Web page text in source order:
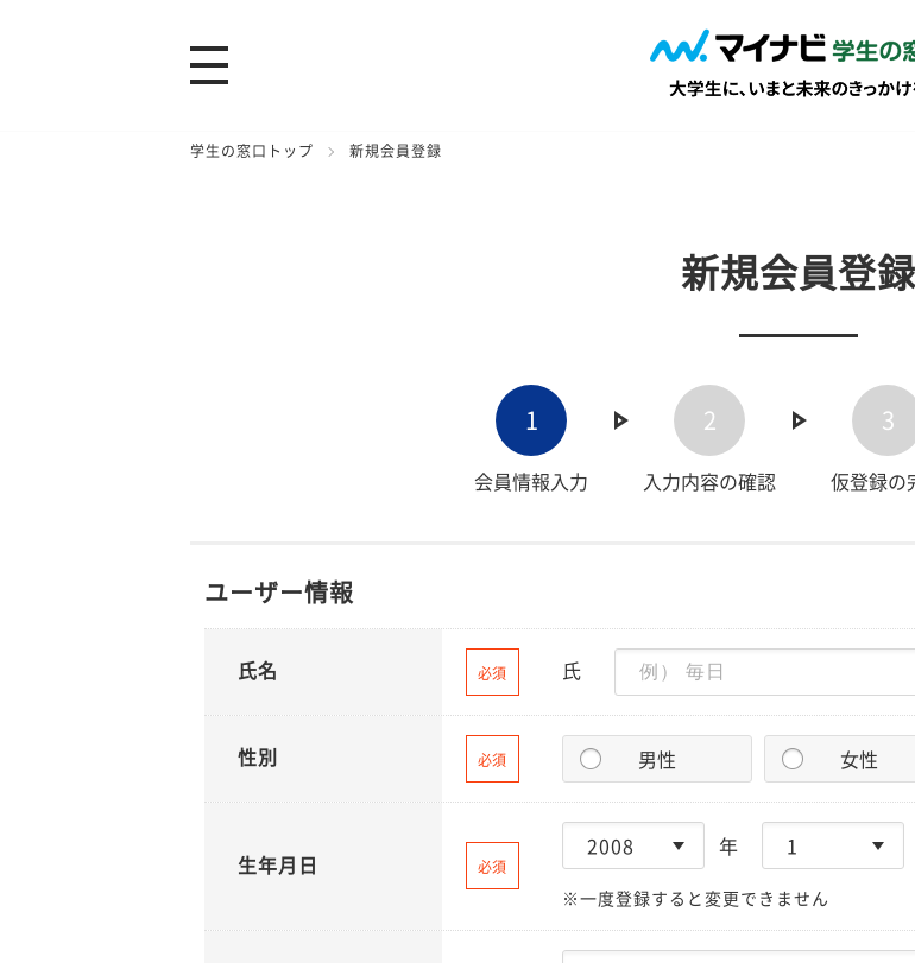
学生の窓口トップ 新規会員登録
新規会員登録
1
会員情報入力
2
入力内容の確認
3
仮登録の
ユーザー情報
氏名 必須 氏
性別 必須 男性 女性
生年月日 必須
年
※一度登録すると変更できません